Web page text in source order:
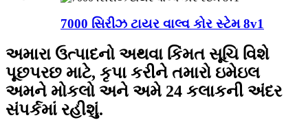
7000 સિરીઝ ટાયર વાલ્વ કોર સ્ટેમ 8v1
અમારા ઉત્પાદનો અથવા કિંમત સૂચિ વિશે
પૂછપરછ માટે, કૃપા કરીને તમારો ઇમેઇલ
અમને મોકલો અને અમે 24 કલાકની અંદર
સંપર્કમાં રહીશું.